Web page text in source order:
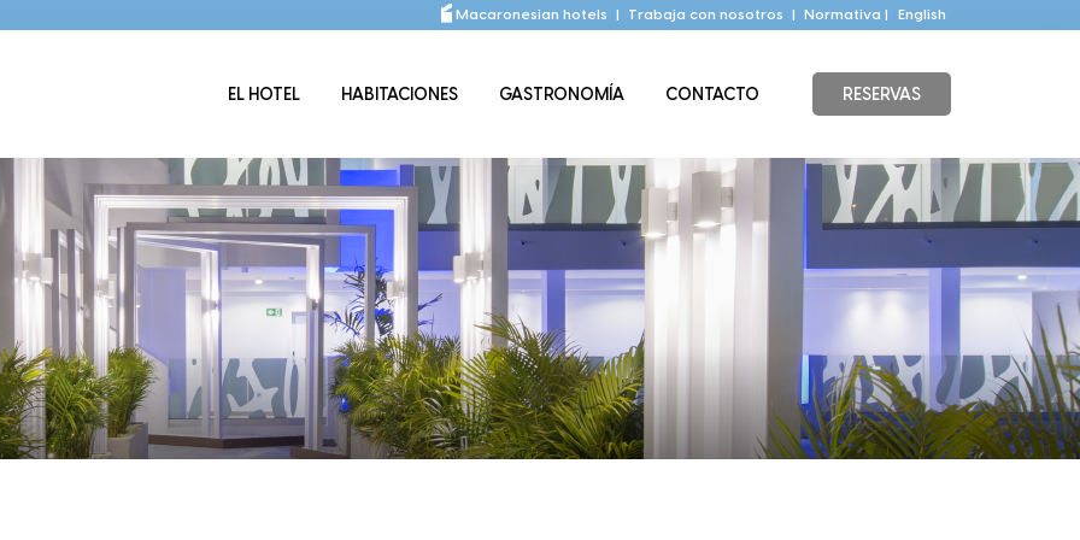
Macaronesian hotels | Trabaja con nosotros | Normativa | English
EL HOTEL HABITACIONES GASTRONOMÍA CONTACTO RESERVAS